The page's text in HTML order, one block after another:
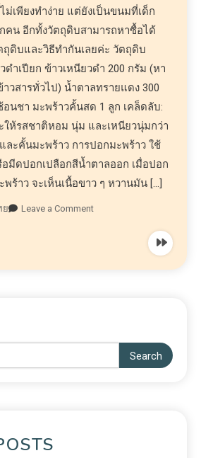
เพียงทำง่าย แต่ยังเป็นขนมที่เด็ก
น อีกทั้งวัตถุดิบสามารถหาซื้อได้
ถุดิบและวิธีทำกันเลยค่ะ วัตถุดิบ
ดำเปียก ข้าวเหนียวดำ 200 กรัม (หา
วสารทั่วไป) น้ำตาลทรายแดง 300
อนชา มะพร้าวคั้นสด 1 ลูก เคล็ดลับ:
ให้รสชาติหอม นุ่ม และเหนียวนุ่มกว่า
ละคั้นมะพร้าว การปอกมะพร้าว ใช้
มีดปอกเปลือกสีน้ำตาลออก เมื่อปอก
พร้าว จะเห็นเนื้อขาว ๆ หวานมัน […]
ย Leave a Comment
Search